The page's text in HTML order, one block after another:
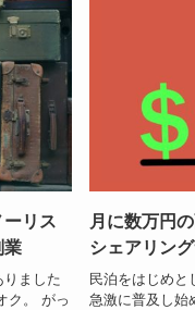
ーリス
業
ました
ク。 がっ
月に数万円
シェアリン
民泊をはじめと
急激に普及し始